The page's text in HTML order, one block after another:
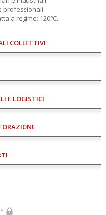
professionali.
a regime: 120°C.
COLLETTIVI
E LOGISTICI